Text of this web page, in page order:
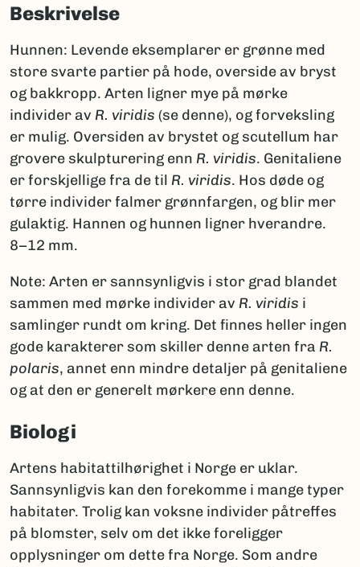
Beskrivelse
Hunnen: Levende eksemplarer er grønne med
store svarte partier på hode, overside av bryst
og bakkropp. Arten ligner mye på mørke
individer av R. viridis (se denne), og forveksling
er mulig. Oversiden av brystet og scutellum har
grovere skulpturering enn R. viridis. Genitaliene
er forskjellige fra de til R. viridis. Hos døde og
tørre individer falmer grønnfargen, og blir mer
gulaktig. Hannen og hunnen ligner hverandre.
8−12 mm.
Note: Arten er sannsynligvis i stor grad blandet
sammen med mørke individer av R. viridis i
samlinger rundt om kring. Det finnes heller ingen
gode karakterer som skiller denne arten fra R.
polaris, annet enn mindre detaljer på genitaliene
og at den er generelt mørkere enn denne.
Biologi
Artens habitattilhørighet i Norge er uklar.
Sannsynligvis kan den forekomme i mange typer
habitater. Trolig kan voksne individer påtreffes
på blomster, selv om det ikke foreligger
opplysninger om dette fra Norge. Som andre